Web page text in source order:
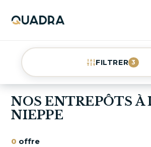
FILTRER 3
NOS ENTREPÔTS À
NIEPPE
0 offre